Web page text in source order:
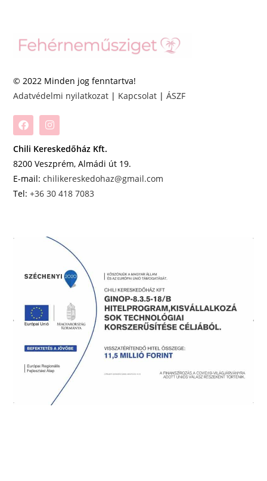
© 2022 Minden jog fenntartva!
Adatvédelmi nyilatkozat | Kapcsolat |ÁSZF
Chili Kereskedőház Kft.
8200 Veszprém, Almádi út 19.
E-mail:chilikereskedohaz@gmail.com
Tel:+36 30 418 7083